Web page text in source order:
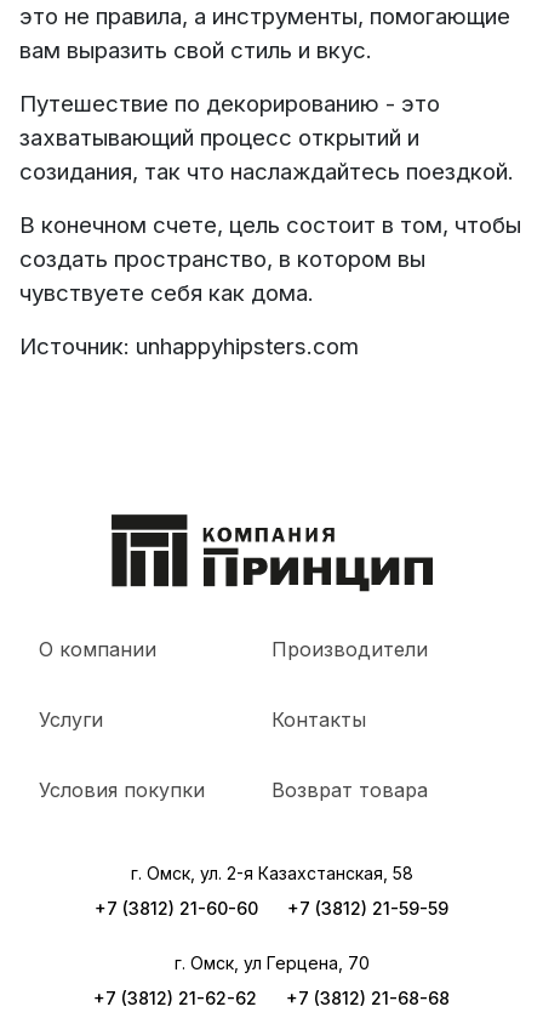
это не правила, а инструменты, помогающие
вам выразить свой стиль и вкус.
Путешествие по декорированию - это
захватывающий процесс открытий и
созидания, так что наслаждайтесь поездкой.
В конечном счете, цель состоит в том, чтобы
создать пространство, в котором вы
чувствуете себя как дома.
Источник: unhappyhipsters.com
О компании
Услуги
Условия покупки
Производители
Контакты
Возврат товара
г. Омск, ул. 2-я Казахстанская, 58
+7 (3812) 21-60-60
+7 (3812) 21-59-59
г. Омск, ул Герцена, 70
+7 (3812) 21-62-62
+7 (3812) 21-68-68